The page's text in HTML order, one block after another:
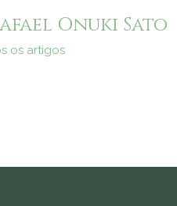
Onuki Sato
os artigos